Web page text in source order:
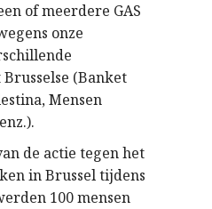
of meerdere GAS
onze
(Banket
Mensen
de actie tegen het
in Brussel tijdens
100 mensen